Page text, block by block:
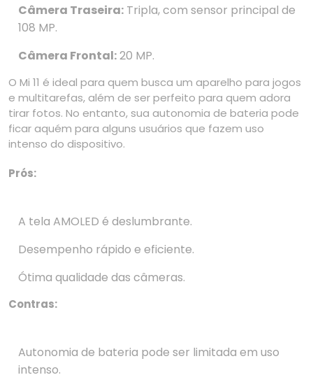
Câmera Traseira: Tripla, com sensor principal de
108 MP.
Câmera Frontal:20 MP.
O Mi 11 é ideal para quem busca um aparelho para jogos
e multitarefas, além de ser perfeito para quem adora
tirar fotos. No entanto, sua autonomia de bateria pode
ficar aquém para alguns usuários que fazem uso
intenso do dispositivo.
Prós:
A tela AMOLED é deslumbrante.
Desempenho rápido e eficiente.
Ótima qualidade das câmeras.
Contras:
Autonomia de bateria pode ser limitada em uso
intenso.